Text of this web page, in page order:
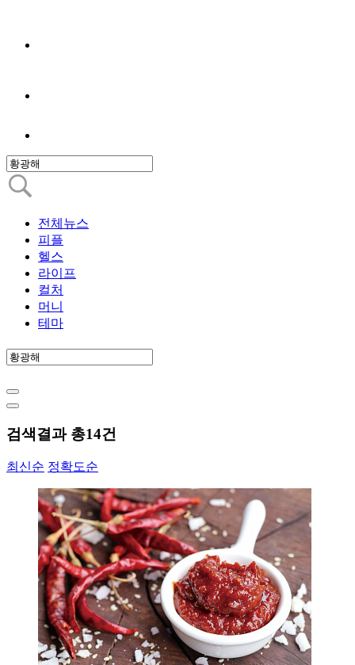
전체뉴스
피플
헬스
라이프
컬처
머니
테마
검색결과 총14건
최신순 정확도순